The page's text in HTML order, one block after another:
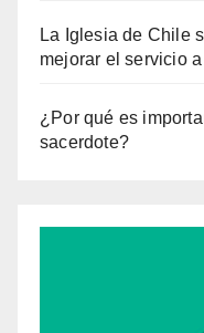
La Iglesia de Chile
mejorar el servicio
¿Por qué es
sacerdote?